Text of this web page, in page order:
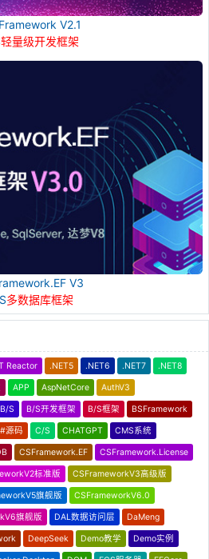
V2.1
轻量级开发框架
V3
多数据库框架
Reactor .NET5 .NET6 .NET7 .NET8
APP AspNetCore AuthV3
B/S B/S开发框架 B/S框架 BSFramework
源码 C/S CHATGPT CMS系统
CSFramework.EF CSFramework.License
标准版 CSFrameworkV3高级版
旗舰版 CSFrameworkV6.0
旗舰版 DAL数据访问层 DaMeng
DeepSeek Demo教学 Demo实例